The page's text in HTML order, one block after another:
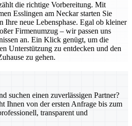
die richtige Vorbereitung. Mit
Esslingen am Neckar starten Sie
Ihre neue Lebensphase. Egal ob kleiner
Firmenumzug – wir passen uns
an. Ein Klick genügt, um die
Unterstützung zu entdecken und den
zu gehen.
suchen einen zuverlässigen Partner?
Ihnen von der ersten Anfrage bis zum
transparent und